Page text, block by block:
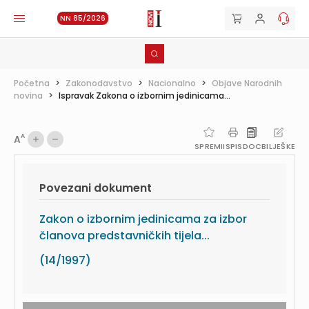
NN 85/2026
Početna > Zakonodavstvo > Nacionalno > Objave Narodnih
novina > Ispravak Zakona o izbornim jedinicama...
AA
SPREMIISPISDOCBILJEŠKE
Povezani dokument
Zakon o izbornim jedinicama za izbor
članova predstavničkih tijela...
(14/1997)